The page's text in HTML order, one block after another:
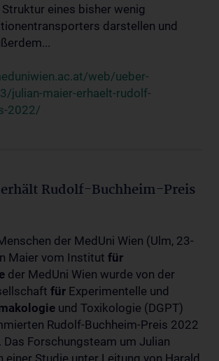
eines bisher wenig
darstellen und
web/ueber-
julian-maier-erhaelt-rudolf-
2022/
Rudolf-Buchheim-Preis
der MedUni Wien (Ulm, 23-
Maier vom Institut für
der MedUni Wien wurde von der
für Experimentelle und
und Toxikologie (DGPT)
Rudolf-Buchheim-Preis 2022
Das Forschungsteam um Julian
einer Studie unter Leitung von Harald